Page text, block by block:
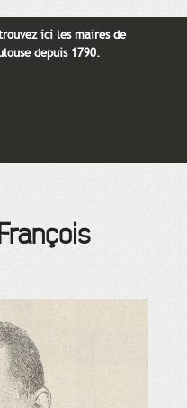
ici les maires de
depuis 1790.